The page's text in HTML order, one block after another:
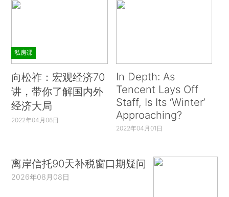
私房课
向松祚：宏观经济70
讲，带你了解国内外
经济大局
2022年04月06日
In Depth: As
Tencent Lays Off
Staff, Is Its ‘Winter’
Approaching?
2022年04月01日
离岸信托90天补税窗口期疑问
2026年08月08日